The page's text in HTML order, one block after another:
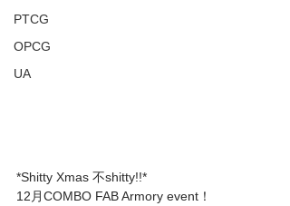
PTCG
OPCG
UA
*Shitty Xmas 不shitty!!*
12月COMBO FAB Armory event！